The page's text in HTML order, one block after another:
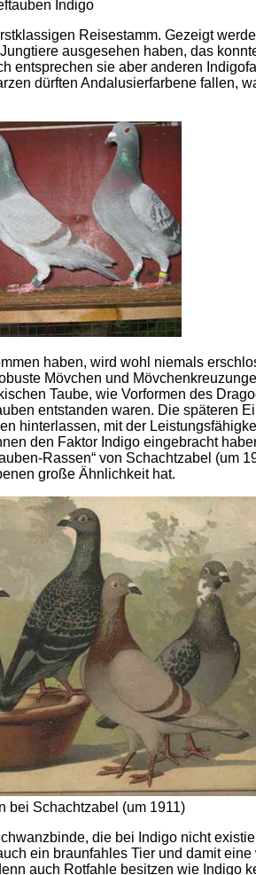
Indigo
Reisestamm. Gezeigt
ausgesehen haben, das
entsprechen sie aber anderen
dürften Andalusierfarbene fallen,
haben, wird wohl niemals
Mövchen und
Taube, wie Vorformen des
entstanden waren. Die späteren
hinterlassen, mit der
den Faktor Indigo eingebracht
Rassen“ von Schachtzabel (um
große Ähnlichkeit hat.
bei Schachtzabel (um 1911)
die bei Indigo nicht
ein braunfahles Tier und damit eine
auch Rotfahle besitzen wie Indigo